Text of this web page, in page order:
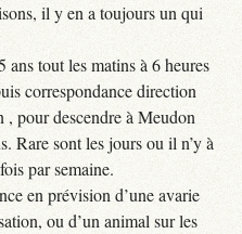
il y en a toujours un qui
tout les matins à 6 heures
correspondance direction
pour descendre à Meudon
Rare sont les jours ou il n’y à
par semaine.
en prévision d’une avarie
ou d’un animal sur les